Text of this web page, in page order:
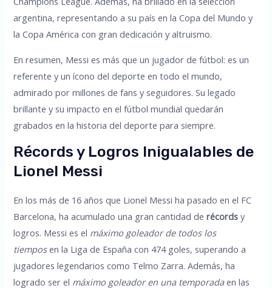
argentina, representando a su país en la Copa del Mundo y
la Copa América con gran dedicación y altruismo.
En resumen, Messi es más que un jugador de fútbol: es un
referente y un ícono del deporte en todo el mundo,
admirado por millones de fans y seguidores. Su legado
brillante y su impacto en el fútbol mundial quedarán
grabados en la historia del deporte para siempre.
Récords y Logros Inigualables de
Lionel Messi
En los más de 16 años que Lionel Messi ha pasado en el FC
Barcelona, ha acumulado una gran cantidad derécords y
logros. Messi es el máximo goleador de todos los
tiemposen la Liga de España con 474 goles, superando a
jugadores legendarios como Telmo Zarra. Además, ha
logrado ser el máximo goleador en una temporadaen las